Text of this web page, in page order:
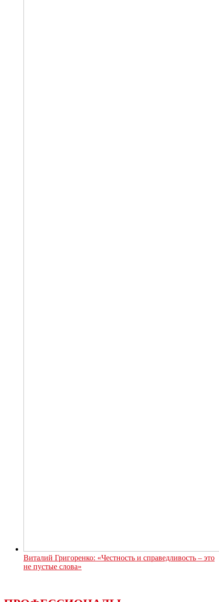
Виталий Григоренко: «Честность и справедливость – это
не пустые слова»